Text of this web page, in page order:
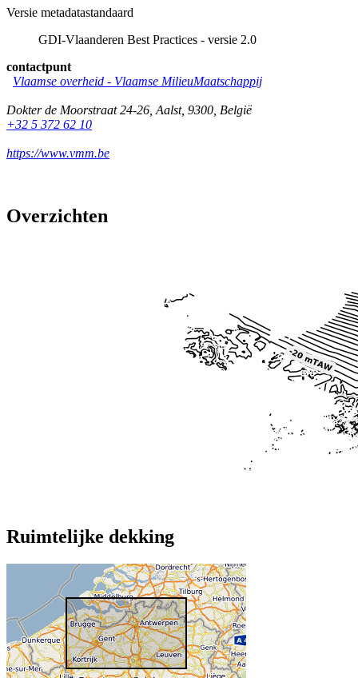
Versie metadatastandaard
GDI-Vlaanderen Best Practices - versie 2.0
contactpunt
Vlaamse overheid - Vlaamse MilieuMaatschappij
Dokter de Moorstraat 24-26 Aalst, 9300 België
+32 5 372 62 10
https://www.vmm.be
Overzichten
Ruimtelijke dekking